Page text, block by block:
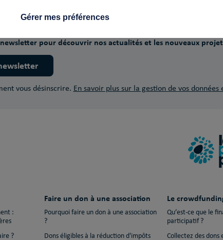
pour découvrir nos actualités et les nouveaux
vous désinscrire. En savoir plus sur la gestion de vos données
:
?
Faire un don à une association
Pourquoi faire un don à une association
?
Dons éligibles à la réduction d'impôts
Le
Qu’est-ce que le
participatif ?
Collectez des dons
Gérer mes préférences